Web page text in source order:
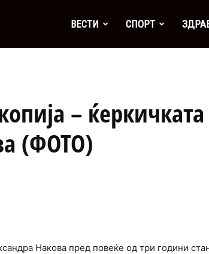
ВЕСТИ СПОРТ
–
(ФОТО)
Накова пред повеќе од три години